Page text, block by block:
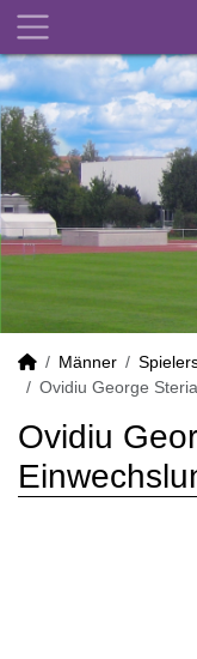
Männer
Ovidiu George
Ovidiu